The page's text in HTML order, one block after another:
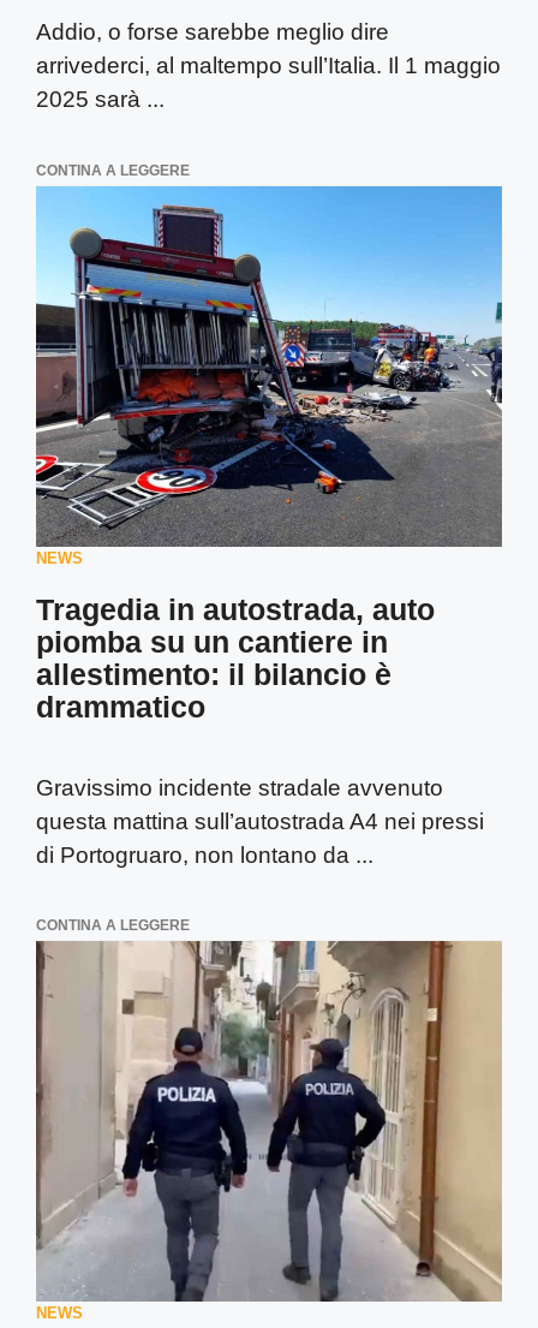
Addio, o forse sarebbe meglio dire
arrivederci, al maltempo sull’Italia. Il 1 maggio
2025 sarà ...
CONTINA A LEGGERE
NEWS
Tragedia in autostrada, auto
piomba su un cantiere in
allestimento: il bilancio è
drammatico
Gravissimo incidente stradale avvenuto
questa mattina sull’autostrada A4 nei pressi
di Portogruaro, non lontano da ...
CONTINA A LEGGERE
NEWS